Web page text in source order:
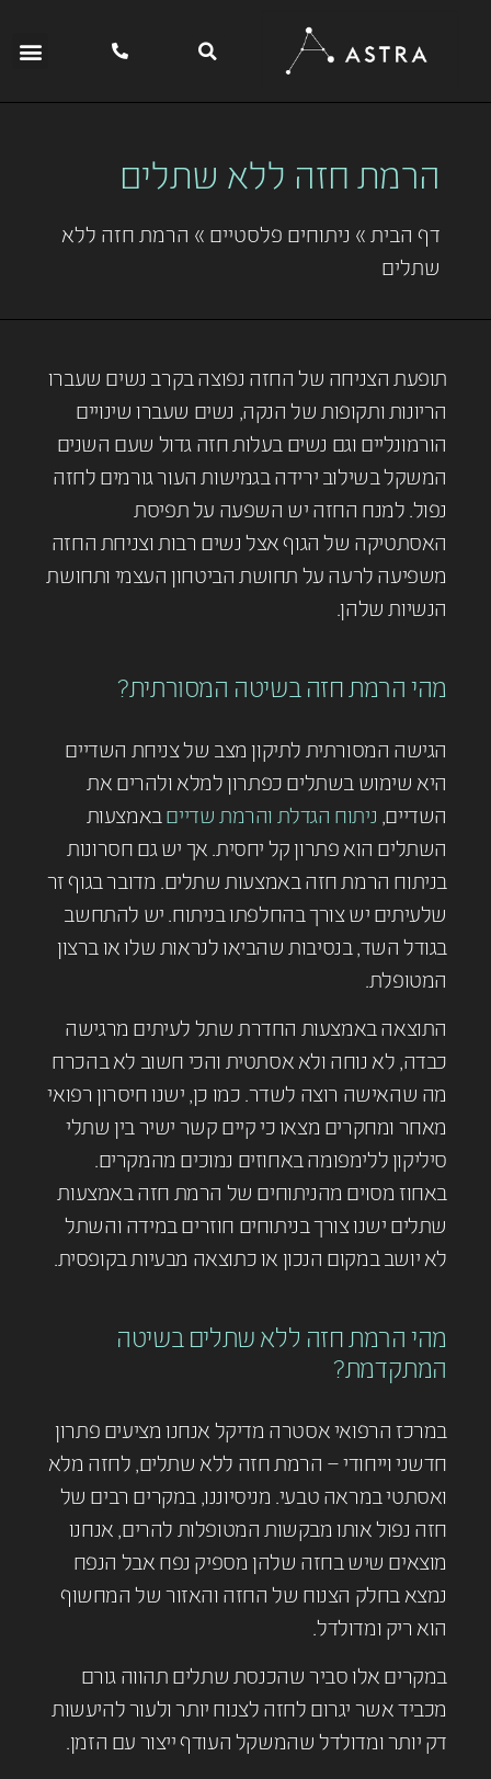
הרמת חזה ללא שתלים
דף הבית » ניתוחים פלסטיים » הרמת חזה ללא
שתלים
תופעת הצניחה של החזה נפוצה בקרב נשים שעברו
הריונות ותקופות של הנקה, נשים שעברו שינויים
הורמונליים וגם נשים בעלות חזה גדול שעם השנים
המשקל בשילוב ירידה בגמישות העור גורמים לחזה
נפול. למנח החזה יש השפעה על תפיסת
האסתטיקה של הגוף אצל נשים רבות וצניחת החזה
משפיעה לרעה על תחושת הביטחון העצמי ותחושת
הנשיות שלהן.
מהי הרמת חזה בשיטה המסורתית?
הגישה המסורתית לתיקון מצב של צניחת השדיים
היא שימוש בשתלים כפתרון למלא ולהרים את
השדיים, ניתוח הגדלת והרמת שדייםבאמצעות
השתלים הוא פתרון קל יחסית. אך יש גם חסרונות
בניתוח הרמת חזה באמצעות שתלים. מדובר בגוף זר
שלעיתים יש צורך בהחלפתו בניתוח. יש להתחשב
בגודל השד, בנסיבות שהביאו לנראות שלו או ברצון
המטופלת.
התוצאה באמצעות החדרת שתל לעיתים מרגישה
כבדה, לא נוחה ולא אסתטית והכי חשוב לא בהכרח
מה שהאישה רוצה לשדר. כמו כן, ישנו חיסרון רפואי
מאחר ומחקרים מצאו כי קיים קשר ישיר בין שתלי
סיליקון ללימפומה באחוזים נמוכים מהמקרים.
באחוז מסוים מהניתוחים של הרמת חזה באמצעות
שתלים ישנו צורך בניתוחים חוזרים במידה והשתל
לא יושב במקום הנכון או כתוצאה מבעיות בקופסית.
מהי הרמת חזה ללא שתלים בשיטה
המתקדמת?
במרכז הרפואי אסטרה מדיקל אנחנו מציעים פתרון
חדשני וייחודי – הרמת חזה ללא שתלים, לחזה מלא
ואסתטי במראה טבעי. מניסיוננו, במקרים רבים של
חזה נפול אותו מבקשות המטופלות להרים, אנחנו
מוצאים שיש בחזה שלהן מספיק נפח אבל הנפח
נמצא בחלק הצנוח של החזה והאזור של המחשוף
הוא ריק ומדולדל.
במקרים אלו סביר שהכנסת שתלים תהווה גורם
מכביד אשר יגרום לחזה לצנוח יותר ולעור להיעשות
דק יותר ומדולדל שהמשקל העודף ייצור עם הזמן.